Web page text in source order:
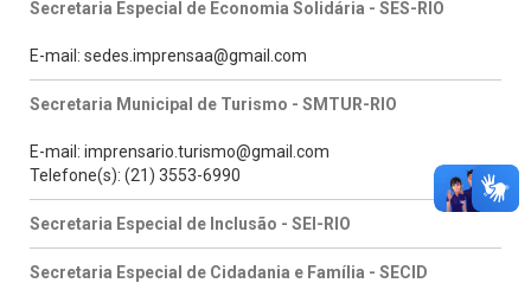
Secretaria Especial de Economia Solidária - SES-RIO
E-mail: sedes.imprensaa@gmail.com
Secretaria Municipal de Turismo - SMTUR-RIO
E-mail: imprensario.turismo@gmail.com
Telefone(s): (21) 3553-6990
Secretaria Especial de Inclusão - SEI-RIO
Secretaria Especial de Cidadania e Família - SECID